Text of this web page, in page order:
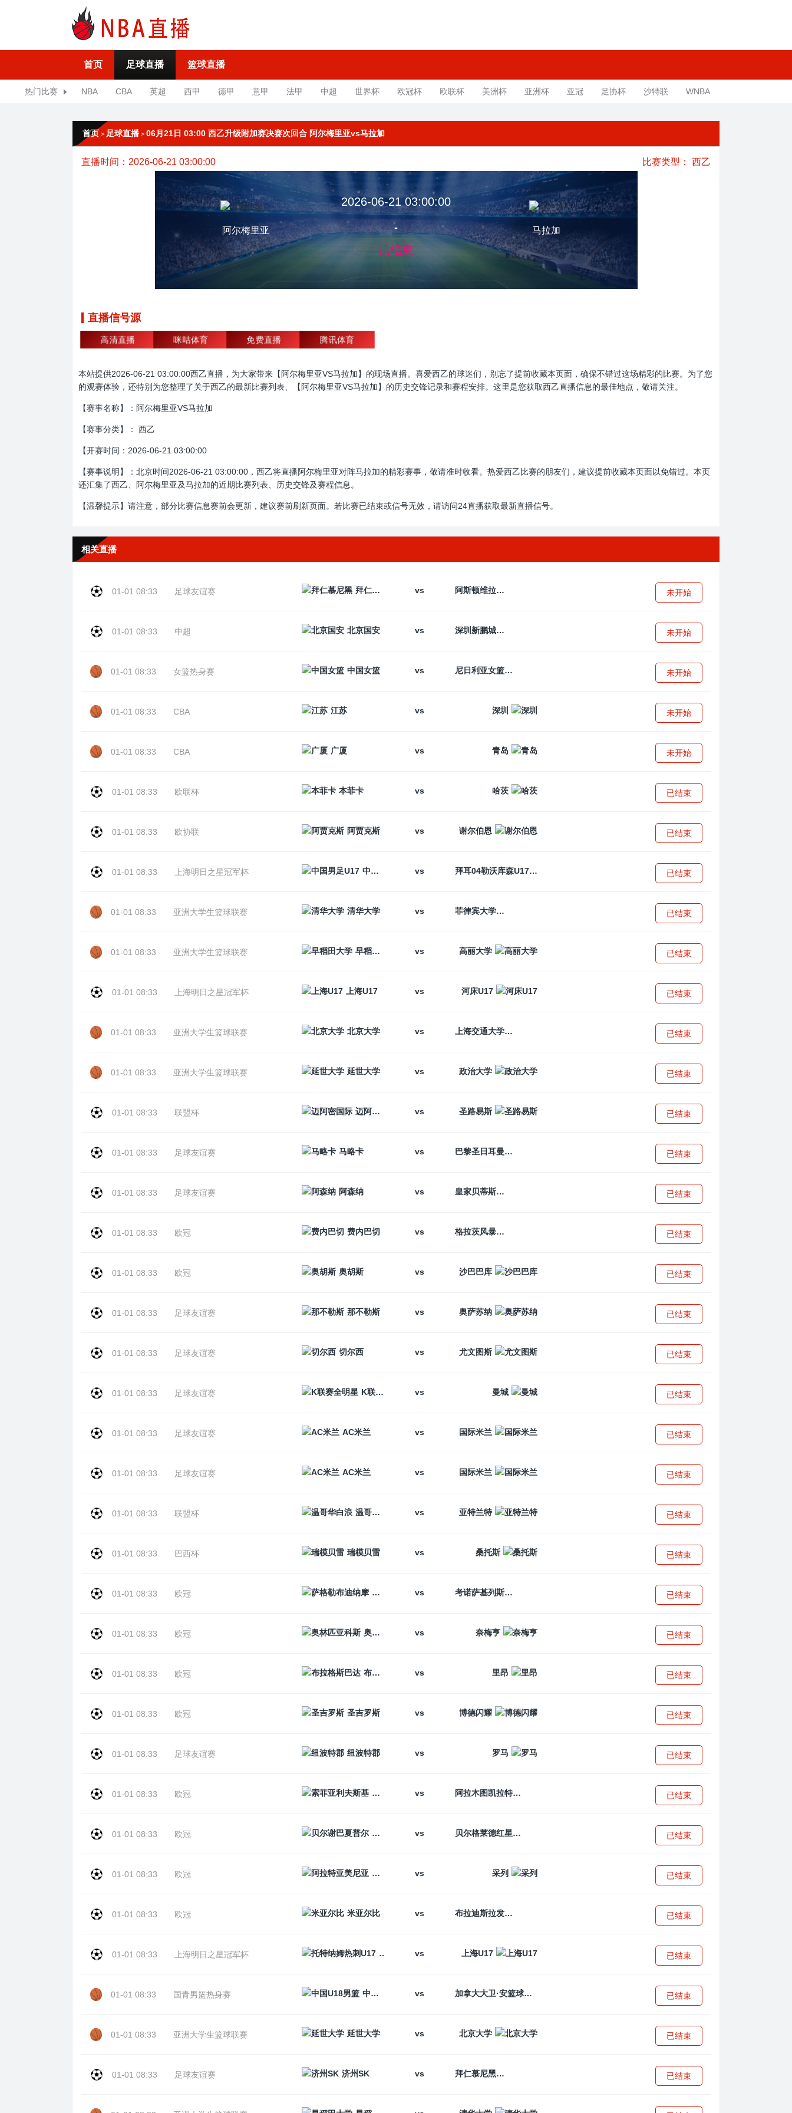
首页 足球直播 篮球直播
热门比赛 NBA CBA 英超 西甲 德甲 意甲 法甲 中超 世界杯 欧冠杯 欧联杯 美洲杯 亚洲杯 亚冠 足协杯 沙特联 WNBA
首页 > 足球直播 > 06月21日 03:00 西乙升级附加赛决赛次回合 阿尔梅里亚vs马拉加
直播时间：2026-06-21 03:00:00 比赛类型： 西乙
阿尔梅里亚
2026-06-21 03:00:00
-
已结束
马拉加
直播信号源
高清直播 咪咕体育 免费直播 腾讯体育
本站提供2026-06-21 03:00:00西乙直播，为大家带来【阿尔梅里亚VS马拉加】的现场直播。喜爱西乙的球迷们，别忘了提前收藏本页面，确保不错过这场精彩的比赛。为了您
的观赛体验，还特别为您整理了关于西乙的最新比赛列表、【阿尔梅里亚VS马拉加】的历史交锋记录和赛程安排。这里是您获取西乙直播信息的最佳地点，敬请关注。
【赛事名称】：阿尔梅里亚VS马拉加
【赛事分类】： 西乙
【开赛时间：2026-06-21 03:00:00
【赛事说明】：北京时间2026-06-21 03:00:00，西乙将直播阿尔梅里亚对阵马拉加的精彩赛事，敬请准时收看。热爱西乙比赛的朋友们，建议提前收藏本页面以免错过。本页
还汇集了西乙、阿尔梅里亚及马拉加的近期比赛列表、历史交锋及赛程信息。
【温馨提示】请注意，部分比赛信息赛前会更新，建议赛前刷新页面。若比赛已结束或信号无效，请访问24直播获取最新直播信号。
相关直播
01-01 08:33 足球友谊赛 拜仁慕尼黑 vs 阿斯顿维拉 未开始
01-01 08:33 中超 北京国安 vs 深圳新鹏城 未开始
01-01 08:33 女篮热身赛 中国女篮 vs 尼日利亚女篮 未开始
01-01 08:33 CBA 江苏 vs 深圳 未开始
01-01 08:33 CBA 广厦 vs 青岛 未开始
01-01 08:33 欧联杯 本菲卡 vs 哈茨 已结束
01-01 08:33 欧协联 阿贾克斯 vs 谢尔伯恩 已结束
01-01 08:33 上海明日之星冠军杯 中国男足U17 vs 拜耳04勒沃库森U17 已结束
01-01 08:33 亚洲大学生篮球联赛 清华大学 vs 菲律宾大学 已结束
01-01 08:33 亚洲大学生篮球联赛 早稻田大学 vs 高丽大学 已结束
01-01 08:33 上海明日之星冠军杯 上海U17 vs 河床U17 已结束
01-01 08:33 亚洲大学生篮球联赛 北京大学 vs 上海交通大学 已结束
01-01 08:33 亚洲大学生篮球联赛 延世大学 vs 政治大学 已结束
01-01 08:33 联盟杯 迈阿密国际 vs 圣路易斯 已结束
01-01 08:33 足球友谊赛 马略卡 vs 巴黎圣日耳曼 已结束
01-01 08:33 足球友谊赛 阿森纳 vs 皇家贝蒂斯 已结束
01-01 08:33 欧冠 费内巴切 vs 格拉茨风暴 已结束
01-01 08:33 欧冠 奥胡斯 vs 沙巴巴库 已结束
01-01 08:33 足球友谊赛 那不勒斯 vs 奥萨苏纳 已结束
01-01 08:33 足球友谊赛 切尔西 vs 尤文图斯 已结束
01-01 08:33 足球友谊赛 K联赛全明星 vs 曼城 已结束
01-01 08:33 足球友谊赛 AC米兰 vs 国际米兰 已结束
01-01 08:33 足球友谊赛 AC米兰 vs 国际米兰 已结束
01-01 08:33 联盟杯 温哥华白浪 vs 亚特兰特 已结束
01-01 08:33 巴西杯 瑞模贝雷 vs 桑托斯 已结束
01-01 08:33 欧冠 萨格勒布迪纳摩
vs 考诺萨基列斯 已结束
01-01 08:33 欧冠 奥林匹亚科斯 vs 奈梅亨 已结束
01-01 08:33 欧冠 布拉格斯巴达 vs 里昂 已结束
01-01 08:33 欧冠 圣吉罗斯 vs 博德闪耀 已结束
01-01 08:33 足球友谊赛 纽波特郡 vs 罗马 已结束
01-01 08:33 欧冠 索菲亚利夫斯基
vs 阿拉木图凯拉特 已结束
01-01 08:33 欧冠 贝尔谢巴夏普尔
vs 贝尔格莱德红星 已结束
01-01 08:33 欧冠 阿拉特亚美尼亚
vs 采列 已结束
01-01 08:33 欧冠 米亚尔比 vs 布拉迪斯拉发 已结束
01-01 08:33 上海明日之星冠军杯 托特纳姆热刺U17
vs 上海U17 已结束
01-01 08:33 国青男篮热身赛 中国U18男篮 vs 加拿大大卫·安篮球学院 已结束
01-01 08:33 亚洲大学生篮球联赛 延世大学 vs 北京大学 已结束
01-01 08:33 足球友谊赛 济州SK vs 拜仁慕尼黑 已结束